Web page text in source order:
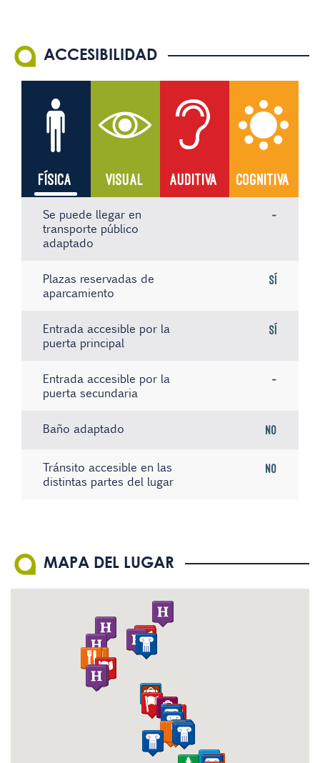
ACCESIBILIDAD
FÍSICA VISUAL AUDITIVA COGNITIVA
Se puede llegar en
transporte público
adaptado
-
Plazas reservadas de
aparcamiento
Sí
Entrada accesible por la
puerta principal
Sí
Entrada accesible por la
puerta secundaria
-
Baño adaptado No
Tránsito accesible en las
distintas partes del lugar
No
El personal conoce la
Lengua de Signos Española
MAPA DEL LUGAR